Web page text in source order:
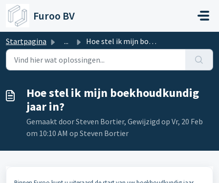
Doorgaan naar hoofdinhoud
Furoo BV
Startpagina ... Hoe stel ik mijn boekhoudkundig jaar in?
Hoe stel ik mijn boekhoudkundig
jaar in?
Gemaakt door Steven Bortier, Gewijzigd op Vr, 20 Feb
om 10:10 AM op Steven Bortier